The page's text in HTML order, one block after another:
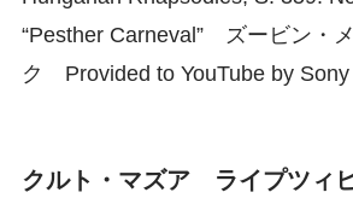
“Pesther Carneval” ズービン・
ク Provided to YouTube by Sony
クルト・マズア ライプツィ